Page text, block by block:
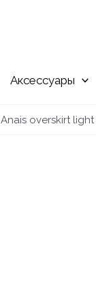
Аксессуары
Anais overskirt light